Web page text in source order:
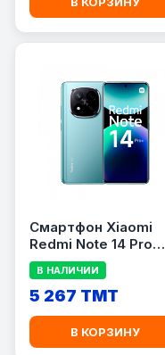
Смартфон Xiaomi
Redmi Note 14 Pro
Plus 8/256 GB
В НАЛИЧИИ
5 267 TMT
В КОРЗИНУ